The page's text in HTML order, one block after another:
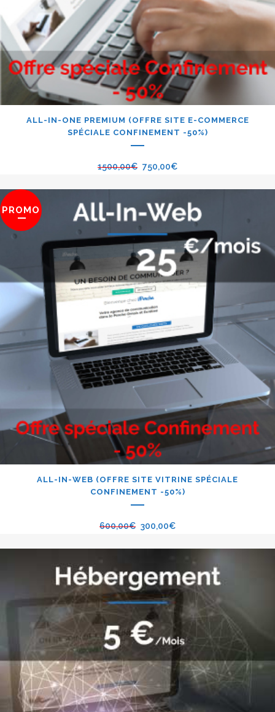
ALL-IN-ONE PREMIUM (OFFRE SITE E-COMMERCE
SPÉCIALE CONFINEMENT -50%)
1500,00€ 750,00€
PROMO
ALL-IN-WEB (OFFRE SITE VITRINE SPÉCIALE
CONFINEMENT -50%)
600,00€ 300,00€